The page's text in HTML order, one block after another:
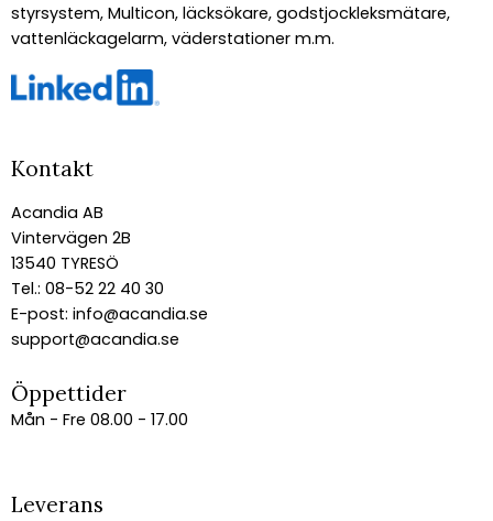
styrsystem, Multicon, läcksökare, godstjockleksmätare,
vattenläckagelarm, väderstationer m.m.
Kontakt
Acandia AB
Vintervägen 2B
13540 TYRESÖ
Tel.: 08-52 22 40 30
E-post: info@acandia.se
support@acandia.se
Öppettider
Mån - Fre 08.00 - 17.00
Leverans